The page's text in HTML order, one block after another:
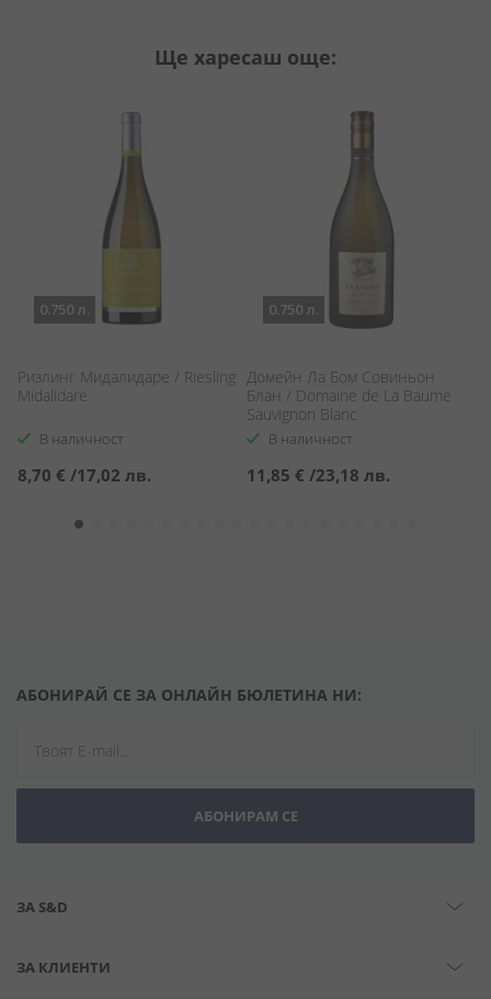
Ще харесаш още:
0.750 л.
Ризлинг Мидалидаре / Riesling
Midalidare
В наличност
8,70 € /17,02 лв.
0.750 л.
Домейн Ла Бом Совиньон
Блан / Domaine de La Baume
Sauvignon Blanc
В наличност
11,85 € /23,18 лв.
АБОНИРАЙ СЕ ЗА ОНЛАЙН БЮЛЕТИНА НИ:
АБОНИРАМ СЕ
ЗА S&D
ЗА КЛИЕНТИ